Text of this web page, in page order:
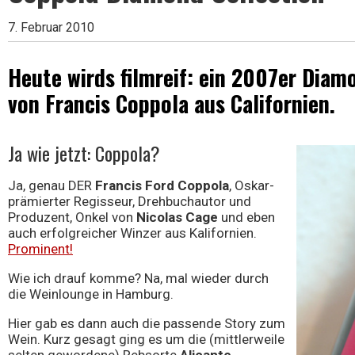
Wein
7. Februar 2010
Heute wirds filmreif: ein 2007er
von Francis Coppola aus Californien.
Ja wie jetzt: Coppola?
Ja, genau DER Francis Ford Coppola, Oskar-
prämierter Regisseur, Drehbuchautor und
Produzent, Onkel von Nicolas Cage und eben
auch erfolgreicher Winzer aus Kalifornien.
Prominent!
Wie ich drauf komme? Na, mal wieder durch
die Weinlounge in Hamburg.
Hier gab es dann auch die passende Story zum
Wein. Kurz gesagt ging es um die (mittlerweile